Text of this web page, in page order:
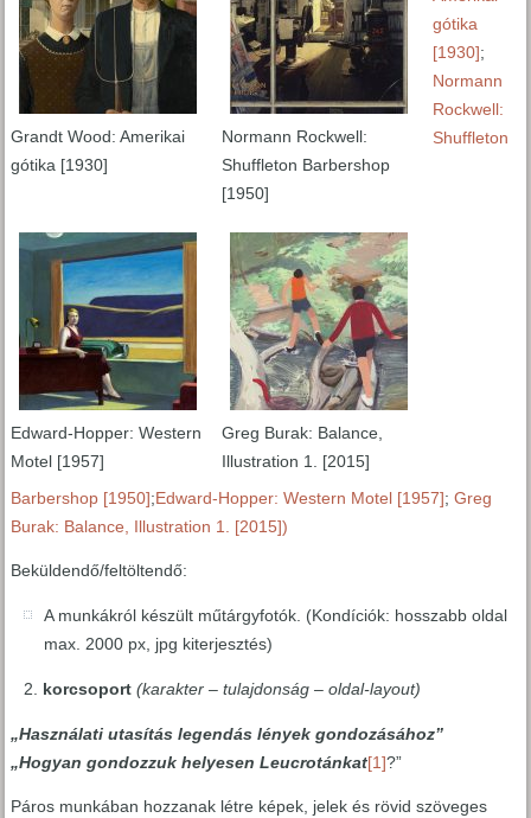
Grandt Wood: Amerikai
gótika [1930]
Normann Rockwell:
Shuffleton Barbershop
[1950]
Edward-Hopper: Western
Motel [1957]
Greg Burak: Balance,
Illustration 1. [2015]
gótika
[1930];
Normann
Rockwell:
Shuffleton
Barbershop [1950];Edward-Hopper: Western Motel [1957];Greg
Burak: Balance, Illustration 1. [2015])
Beküldendő/feltöltendő:
A munkákról készült műtárgyfotók. (Kondíciók: hosszabb oldal
max. 2000 px, jpg kiterjesztés)
korcsoport(karakter – tulajdonság – oldal-layout)
„Használati utasítás legendás lények gondozásához”
„Hogyan gondozzuk helyesen Leucrotánkat[1]?”
Páros munkában hozzanak létre képek, jelek és rövid szöveges